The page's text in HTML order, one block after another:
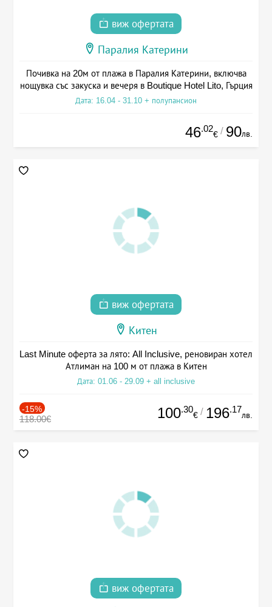
виж офертата
Паралия Катерини
Почивка на 20м от плажа в Паралия Катерини, включва
нощувка със закуска и вечеря в Boutique Hotel Lito, Гърция
Дата: 16.04 - 31.10 + полупансион
46.02
€ / 90лв.
виж офертата
Китен
Last Minute оферта за лято: All Inclusive, реновиран хотел
Атлиман на 100 м от плажа в Китен
Дата: 01.06 - 29.09 + all inclusive
-15%
118.00€ 100.30
€ / 196.17
лв.
виж офертата